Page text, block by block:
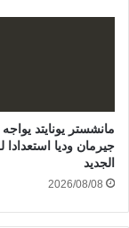
مانشستر يونايتد
جيرمان وديا استعدادا
الجديد
2026/08/08